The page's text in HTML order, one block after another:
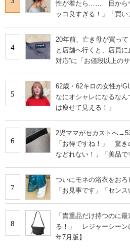
性が着たら…… 目からウ
ッコ良すぎる！」「買い
4
20年前、亡き母が買っ
と店舗へ行くと、店員
対応”に「お値段以上のサ
5
62歳・62キロの女性が
なにオシャレになるな
は痩せて見える！」
6
2児ママがセカストへ
「お得ですね！」 驚き
などれない！」「美品で
7
ついにモネの浴衣をお
「お見事です」「セン
8
「貴重品だけ持つのに
る！」 レジャーシーン
年7月版】